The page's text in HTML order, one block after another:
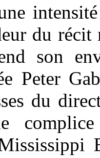
du récit
son
Peter
du